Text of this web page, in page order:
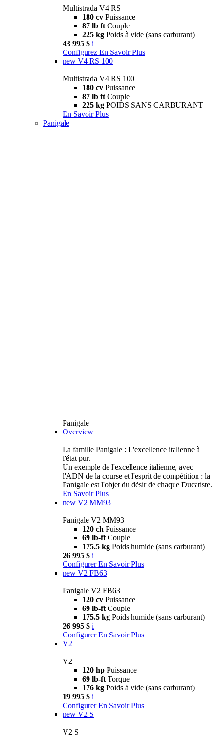
Multistrada V4 RS
180 cv Puissance
87 lb ft Couple
225 kg Poids à vide (sans carburant)
43 995 $ i
Configurez En Savoir Plus
new V4 RS 100
Multistrada V4 RS 100
180 cv Puissance
87 lb ft Couple
225 kg POIDS SANS CARBURANT
En Savoir Plus
Panigale
Panigale
Overview
La famille Panigale : L'excellence italienne à
l'état pur.
Un exemple de l'excellence italienne, avec
l'ADN de la course et l'esprit de compétition : la
Panigale est l'objet du désir de chaque Ducatiste.
En Savoir Plus
new V2 MM93
Panigale V2 MM93
120 ch Puissance
69 lb-ft Couple
175.5 kg Poids humide (sans carburant)
26 995 $ i
Configurer En Savoir Plus
new V2 FB63
Panigale V2 FB63
120 cv Puissance
69 lb-ft Couple
175.5 kg Poids humide (sans carburant)
26 995 $ i
Configurer En Savoir Plus
V2
V2
120 hp Puissance
69 lb-ft Torque
176 kg Poids à vide (sans carburant)
19 995 $ i
Configurer En Savoir Plus
new V2 S
V2 S